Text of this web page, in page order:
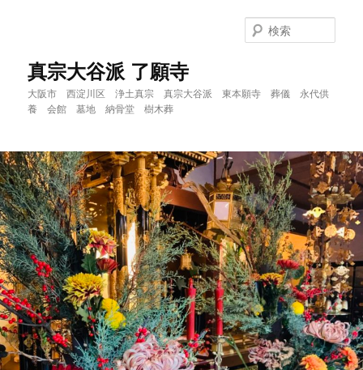
移
動
真宗大谷派 了願寺
大阪市 西淀川区 浄土真宗 真宗大谷派 東本願寺 葬儀 永代供
養 会館 墓地 納骨堂 樹木葬
索